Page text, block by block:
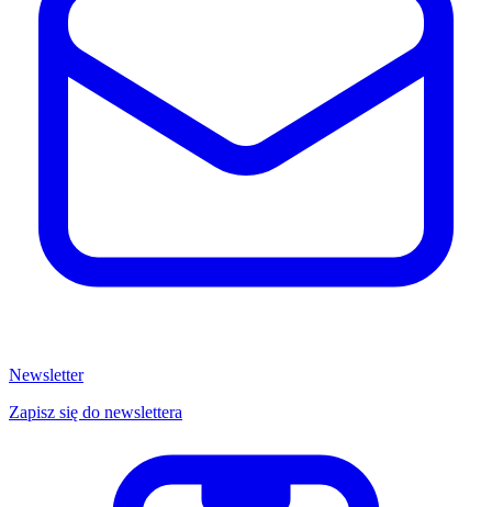
Newsletter
Zapisz się do newslettera